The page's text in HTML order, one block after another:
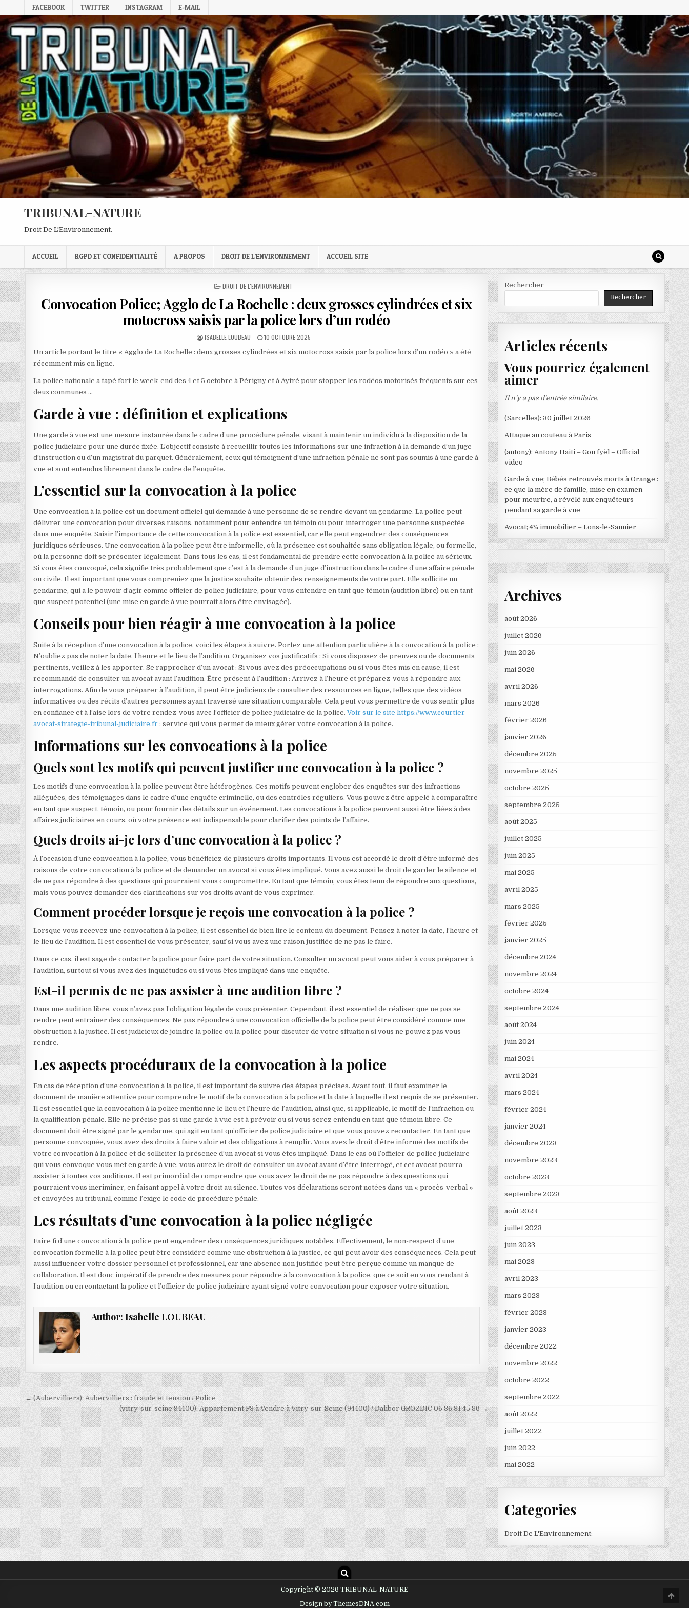
to
content
FACEBOOK TWITTER INSTAGRAM E-MAIL
TRIBUNAL-NATURE
Droit De L'Environnement.
ACCUEIL RGPD ET CONFIDENTIALITÉ A PROPOS DROIT DE L’ENVIRONNEMENT ACCUEIL SITE
POSTED
DROIT DE L'ENVIRONNEMENT:
Convocation Police; Agglo de La Rochelle : deux grosses cylindrées et six
motocross saisis par la police lors d’un rodéo
AUTHOR:
ISABELLE LOUBEAU
PUBLISHED
10 OCTOBRE 2025
Un article portant le titre « Agglo de La Rochelle : deux grosses cylindrées et six motocross saisis par la police lors d’un rodéo » a été
récemment mis en ligne.
La police nationale a tapé fort le week-end des 4 et 5 octobre à Périgny et à Aytré pour stopper les rodéos motorisés fréquents sur ces
deux communes …
Garde à vue : définition et explications
Une garde à vue est une mesure instaurée dans le cadre d’une procédure pénale, visant à maintenir un individu à la disposition de la
police judiciaire pour une durée fixée. L’objectif consiste à recueillir toutes les informations sur une infraction à la demande d’un juge
d’instruction ou d’un magistrat du parquet. Généralement, ceux qui témoignent d’une infraction pénale ne sont pas soumis à une garde à
vue et sont entendus librement dans le cadre de l’enquête.
L’essentiel sur la convocation à la police
Une convocation à la police est un document officiel qui demande à une personne de se rendre devant un gendarme. La police peut
délivrer une convocation pour diverses raisons, notamment pour entendre un témoin ou pour interroger une personne suspectée
dans une enquête. Saisir l’importance de cette convocation à la police est essentiel, car elle peut engendrer des conséquences
juridiques sérieuses. Une convocation à la police peut être informelle, où la présence est souhaitée sans obligation légale, ou formelle,
où la personne doit se présenter légalement. Dans tous les cas, il est fondamental de prendre cette convocation à la police au sérieux.
Si vous êtes convoqué, cela signifie très probablement que c’est à la demande d’un juge d’instruction dans le cadre d’une affaire pénale
ou civile. Il est important que vous compreniez que la justice souhaite obtenir des renseignements de votre part. Elle sollicite un
gendarme, qui a le pouvoir d’agir comme officier de police judiciaire, pour vous entendre en tant que témoin (audition libre) ou en tant
que suspect potentiel (une mise en garde à vue pourrait alors être envisagée).
Conseils pour bien réagir à une convocation à la police
Suite à la réception d’une convocation à la police, voici les étapes à suivre. Portez une attention particulière à la convocation à la police :
N’oubliez pas de noter la date, l’heure et le lieu de l’audition. Organisez vos justificatifs : Si vous disposez de preuves ou de documents
pertinents, veillez à les apporter. Se rapprocher d’un avocat : Si vous avez des préoccupations ou si vous êtes mis en cause, il est
recommandé de consulter un avocat avant l’audition. Être présent à l’audition : Arrivez à l’heure et préparez-vous à répondre aux
interrogations. Afin de vous préparer à l’audition, il peut être judicieux de consulter des ressources en ligne, telles que des vidéos
informatives ou des récits d’autres personnes ayant traversé une situation comparable. Cela peut vous permettre de vous sentir plus
en confiance et à l’aise lors de votre rendez-vous avec l’officier de police judiciaire de la police.Voir sur le site https://www.courtier-
avocat-strategie-tribunal-judiciaire.fr : service qui vous permet de mieux gérer votre convocation à la police.
Informations sur les convocations à la police
Quels sont les motifs qui peuvent justifier une convocation à la police ?
Les motifs d’une convocation à la police peuvent être hétérogènes. Ces motifs peuvent englober des enquêtes sur des infractions
alléguées, des témoignages dans le cadre d’une enquête criminelle, ou des contrôles réguliers. Vous pouvez être appelé à comparaître
en tant que suspect, témoin, ou pour fournir des détails sur un événement. Les convocations à la police peuvent aussi être liées à des
affaires judiciaires en cours, où votre présence est indispensable pour clarifier des points de l’affaire.
Quels droits ai-je lors d’une convocation à la police ?
À l’occasion d’une convocation à la police, vous bénéficiez de plusieurs droits importants. Il vous est accordé le droit d’être informé des
raisons de votre convocation à la police et de demander un avocat si vous êtes impliqué. Vous avez aussi le droit de garder le silence et
de ne pas répondre à des questions qui pourraient vous compromettre. En tant que témoin, vous êtes tenu de répondre aux questions,
mais vous pouvez demander des clarifications sur vos droits avant de vous exprimer.
Comment procéder lorsque je reçois une convocation à la police ?
Lorsque vous recevez une convocation à la police, il est essentiel de bien lire le contenu du document. Pensez à noter la date, l’heure et
le lieu de l’audition. Il est essentiel de vous présenter, sauf si vous avez une raison justifiée de ne pas le faire.
Dans ce cas, il est sage de contacter la police pour faire part de votre situation. Consulter un avocat peut vous aider à vous préparer à
l’audition, surtout si vous avez des inquiétudes ou si vous êtes impliqué dans une enquête.
Est-il permis de ne pas assister à une audition libre ?
Dans une audition libre, vous n’avez pas l’obligation légale de vous présenter. Cependant, il est essentiel de réaliser que ne pas se
rendre peut entraîner des conséquences. Ne pas répondre à une convocation officielle de la police peut être considéré comme une
obstruction à la justice. Il est judicieux de joindre la police ou la police pour discuter de votre situation si vous ne pouvez pas vous
rendre.
Les aspects procéduraux de la convocation à la police
En cas de réception d’une convocation à la police, il est important de suivre des étapes précises. Avant tout, il faut examiner le
document de manière attentive pour comprendre le motif de la convocation à la police et la date à laquelle il est requis de se présenter.
Il est essentiel que la convocation à la police mentionne le lieu et l’heure de l’audition, ainsi que, si applicable, le motif de l’infraction ou
la qualification pénale. Elle ne précise pas si une garde à vue est à prévoir ou si vous serez entendu en tant que témoin libre. Ce
document doit être signé par le gendarme, qui agit en tant qu’officier de police judiciaire et que vous pouvez recontacter. En tant que
personne convoquée, vous avez des droits à faire valoir et des obligations à remplir. Vous avez le droit d’être informé des motifs de
votre convocation à la police et de solliciter la présence d’un avocat si vous êtes impliqué. Dans le cas où l’officier de police judiciaire
qui vous convoque vous met en garde à vue, vous aurez le droit de consulter un avocat avant d’être interrogé, et cet avocat pourra
assister à toutes vos auditions. Il est primordial de comprendre que vous avez le droit de ne pas répondre à des questions qui
pourraient vous incriminer, en faisant appel à votre droit au silence. Toutes vos déclarations seront notées dans un « procès-verbal »
et envoyées au tribunal, comme l’exige le code de procédure pénale.
Les résultats d’une convocation à la police négligée
Faire fi d’une convocation à la police peut engendrer des conséquences juridiques notables. Effectivement, le non-respect d’une
convocation formelle à la police peut être considéré comme une obstruction à la justice, ce qui peut avoir des conséquences. Cela peut
aussi influencer votre dossier personnel et professionnel, car une absence non justifiée peut être perçue comme un manque de
collaboration. Il est donc impératif de prendre des mesures pour répondre à la convocation à la police, que ce soit en vous rendant à
l’audition ou en contactant la police et l’officier de police judiciaire ayant signé votre convocation pour exposer votre situation.
Author: Isabelle LOUBEAU
Navigation
de
l’article
← (Aubervilliers): Aubervilliers : fraude et tension / Police
(vitry-sur-seine 94400): Appartement F3 à Vendre à Vitry-sur-Seine (94400) / Dalibor GROZDIC 06 86 31 45 86 →
Rechercher
Rechercher
Articles récents
Vous pourriez également
aimer
Il n’y a pas d’entrée similaire.
(Sarcelles): 30 juillet 2026
Attaque au couteau à Paris
(antony): Antony Haiti – Gou fyèl – Official
video
Garde à vue; Bébés retrouvés morts à Orange :
ce que la mère de famille, mise en examen
pour meurtre, a révélé aux enquêteurs
pendant sa garde à vue
Avocat; 4% immobilier – Lons-le-Saunier
Archives
août 2026
juillet 2026
juin 2026
mai 2026
avril 2026
mars 2026
février 2026
janvier 2026
décembre 2025
novembre 2025
octobre 2025
septembre 2025
août 2025
juillet 2025
juin 2025
mai 2025
avril 2025
mars 2025
février 2025
janvier 2025
décembre 2024
novembre 2024
octobre 2024
septembre 2024
août 2024
juin 2024
mai 2024
avril 2024
mars 2024
février 2024
janvier 2024
décembre 2023
novembre 2023
octobre 2023
septembre 2023
août 2023
juillet 2023
juin 2023
mai 2023
avril 2023
mars 2023
février 2023
janvier 2023
décembre 2022
novembre 2022
octobre 2022
septembre 2022
août 2022
juillet 2022
juin 2022
mai 2022
Categories
Droit De L'Environnement:
Copyright © 2026 TRIBUNAL-NATURE
Design by ThemesDNA.com